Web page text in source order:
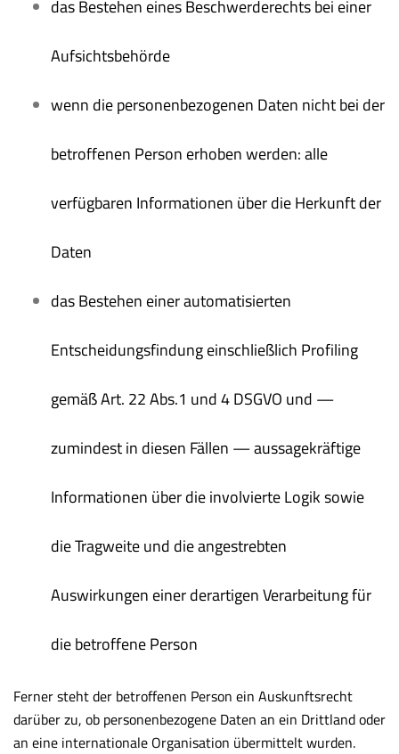
das Bestehen eines Beschwerderechts bei einer
Aufsichtsbehörde
wenn die personenbezogenen Daten nicht bei der
betroffenen Person erhoben werden: alle
verfügbaren Informationen über die Herkunft der
Daten
das Bestehen einer automatisierten
Entscheidungsfindung einschließlich Profiling
gemäß Art. 22 Abs.1 und 4 DSGVO und —
zumindest in diesen Fällen — aussagekräftige
Informationen über die involvierte Logik sowie
die Tragweite und die angestrebten
Auswirkungen einer derartigen Verarbeitung für
die betroffene Person
Ferner steht der betroffenen Person ein Auskunftsrecht
darüber zu, ob personenbezogene Daten an ein Drittland oder
an eine internationale Organisation übermittelt wurden.